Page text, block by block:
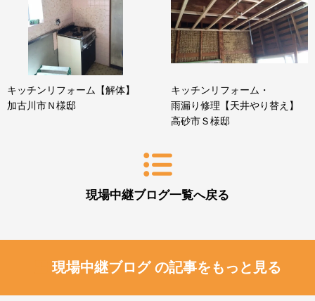
キッチンリフォーム【解体】
加古川市Ｎ様邸
現場中継ブログ一覧へ戻る
キッチンリフォーム・
雨漏り修理【天井やり替え】
高砂市Ｓ様邸
現場中継ブログ の記事をもっと見る